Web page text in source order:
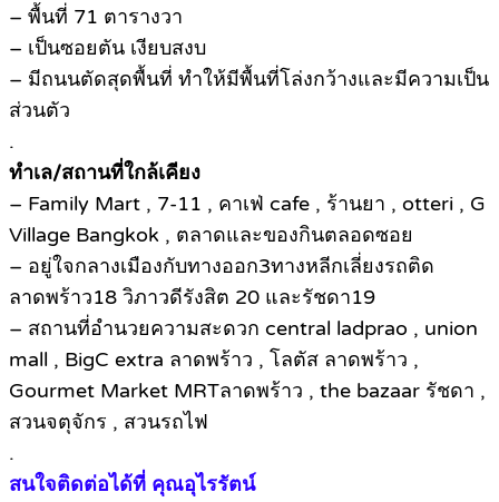
– พื้นที่ 71 ตารางวา
– เป็นซอยตัน เงียบสงบ
– มีถนนตัดสุดพื้นที่ ทำให้มีพื้นที่โล่งกว้างและมีความเป็น
ส่วนตัว
.
ทำเล/สถานที่ใกล้เคียง
– Family Mart , 7-11 , คาเฟ่ cafe , ร้านยา , otteri , G
Village Bangkok , ตลาดและของกินตลอดซอย
– อยู่ใจกลางเมืองกับทางออก3ทางหลีกเลี่ยงรถติด
ลาดพร้าว18 วิภาวดีรังสิต 20 และรัชดา19
– สถานที่อำนวยความสะดวก central ladprao , union
mall , BigC extra ลาดพร้าว , โลตัส ลาดพร้าว ,
Gourmet Market MRTลาดพร้าว , the bazaar รัชดา ,
สวนจตุจักร , สวนรถไฟ
.
สนใจติดต่อได้ที่ คุณอุไรรัตน์